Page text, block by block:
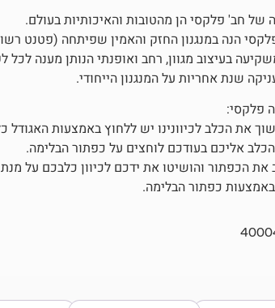
של חב' פלקסי הן מהטובות והאיכותיות בעולם.
הנה במנגנון החזק והאמין שפיתחה (פטנט
בעיצוב מגוון, רחב ואופנתי הנותן מענה לכל
שנת אחריות על המנגנון הייחודי.
פלקסי: